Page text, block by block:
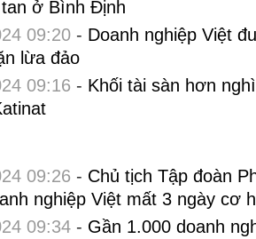
ở Bình Định
09:20- Doanh nghiệp Việt
lừa đảo
09:16 - Khối tài sàn hơn
09:26 - Chủ tịch Tập đoàn
nghiệp Việt mất 3 ngày cơ
09:34- Gần 1.000 doanh